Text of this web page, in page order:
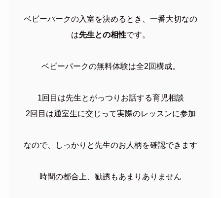
ベビーパークの入室を決めるとき、一番大切なの
は先生との相性です。
ベビーパークの無料体験は全2回構成。
1回目は先生とがっつりお話する育児相談
2回目は通室生に交じって実際のレッスンに参加
なので、しっかりと先生のお人柄を確認できます
時間の都合上、勧誘もあまりありません